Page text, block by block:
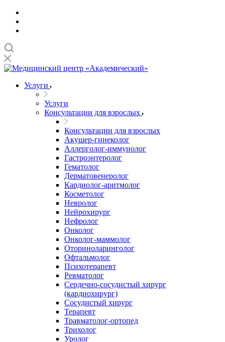
Услуги
Услуги
Консультации для взрослых
Консультации для взрослых
Акушер-гинеколог
Аллерголог-иммунолог
Гастроэнтеролог
Гематолог
Дерматовенеролог
Кардиолог-аритмолог
Косметолог
Невролог
Нейрохирург
Нефролог
Онколог
Онколог-маммолог
Оториноларинголог
Офтальмолог
Психотерапевт
Ревматолог
Сердечно-сосудистый хирург
(кардиохирург)
Сосудистый хирург
Терапевт
Травматолог-ортопед
Трихолог
Уролог